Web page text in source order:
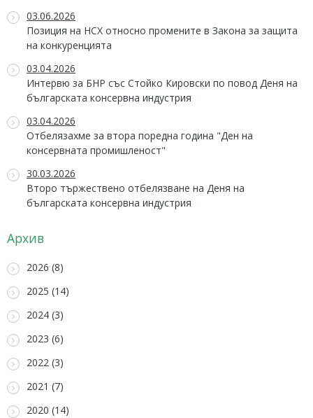
03.06.2026
Позиция на НСХ относно промените в Закона за защита
на конкуренцията
03.04.2026
Интервю за БНР със Стойко Кировски по повод Деня на
българската консервна индустрия
03.04.2026
Отбелязахме за втора поредна година "Ден на
консервната промишленост"
30.03.2026
Второ тържествено отбелязване на Деня на
българската консервна индустрия
Архив
2026 (8)
2025 (14)
2024 (3)
2023 (6)
2022 (3)
2021 (7)
2020 (14)